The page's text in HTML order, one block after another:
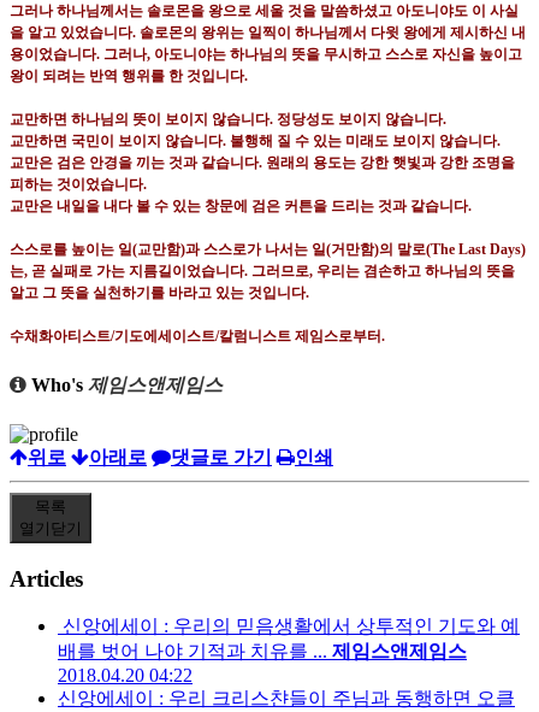
그러나 하나님께서는 솔로몬을 왕으로 세울 것을 말씀하셨고 아도니야도 이 사실
을 알고 있었습니다. 솔로몬의 왕위는 일찍이 하나님께서 다윗 왕에게 제시하신 내
용이었습니다. 그러나, 아도니야는 하나님의 뜻을 무시하고 스스로 자신을 높이고
왕이 되려는 반역 행위를 한 것입니다.
교만하면 하나님의 뜻이 보이지 않습니다. 정당성도 보이지 않습니다.
교만하면 국민이 보이지 않습니다. 불행해 질 수 있는 미래도 보이지 않습니다.
교만은 검은 안경을 끼는 것과 같습니다. 원래의 용도는 강한 햇빛과 강한 조명을
피하는 것이었습니다.
교만은 내일을 내다 볼 수 있는 창문에 검은 커튼을 드리는 것과 같습니다.
스스로를 높이는 일(교만함)과 스스로가 나서는 일(거만함)의 말로(The Last Days)
는, 곧 실패로 가는 지름길이었습니다. 그러므로, 우리는 겸손하고 하나님의 뜻을
알고 그 뜻을 실천하기를 바라고 있는 것입니다.
수채화아티스트/기도에세이스트/칼럼니스트 제임스로부터.
Who's 제임스앤제임스
위로 아래로 댓글로 가기 인쇄
목록
열기 닫기
Articles
신앙에세이 : 우리의 믿음생활에서 상투적인 기도와 예
배를 벗어 나야 기적과 치유를 ... 제임스앤제임스
2018.04.20 04:22
신앙에세이 : 우리 크리스챤들이 주님과 동행하면 오클